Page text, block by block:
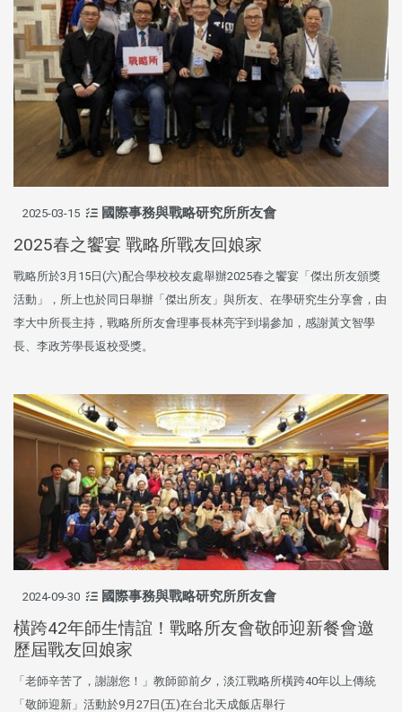
2025-03-15 國際事務與戰略研究所所友會
2025春之饗宴 戰略所戰友回娘家
戰略所於3月15日(六)配合學校校友處舉辦2025春之饗宴「傑出所友頒獎
活動」，所上也於同日舉辦「傑出所友」與所友、在學研究生分享會，由
李大中所長主持，戰略所所友會理事長林亮宇到場參加，感謝黃文智學
長、李政芳學長返校受獎。
2024-09-30 國際事務與戰略研究所所友會
橫跨42年師生情誼！戰略所友會敬師迎新餐會邀
歷屆戰友回娘家
「老師辛苦了，謝謝您！」教師節前夕，淡江戰略所橫跨40年以上傳統
「敬師迎新」活動於9月27日(五)在台北天成飯店舉行